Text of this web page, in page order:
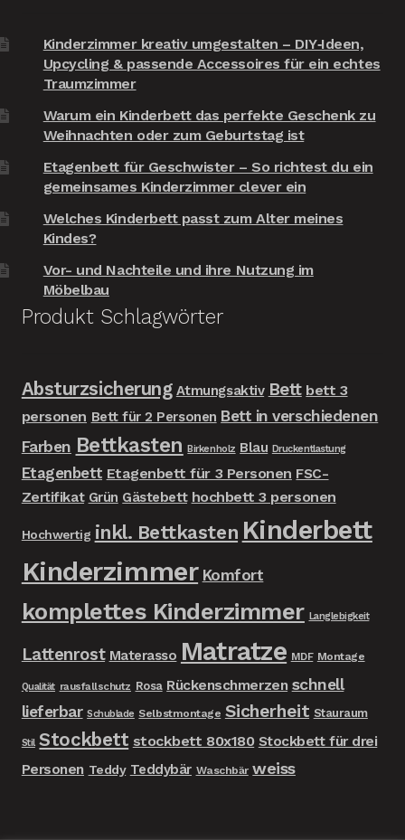
Kinderzimmer kreativ umgestalten – DIY‑Ideen,
Upcycling & passende Accessoires für ein echtes
Traumzimmer
Warum ein Kinderbett das perfekte Geschenk zu
Weihnachten oder zum Geburtstag ist
Etagenbett für Geschwister – So richtest du ein
gemeinsames Kinderzimmer clever ein
Welches Kinderbett passt zum Alter meines
Kindes?
Vor- und Nachteile und ihre Nutzung im
Möbelbau
Produkt Schlagwörter
Absturzsicherung Atmungsaktiv Bett bett 3
personen Bett für 2 Personen Bett in verschiedenen
Farben Bettkasten Birkenholz Blau Druckentlastung
Etagenbett Etagenbett für 3 Personen FSC-
Zertifikat Grün Gästebett hochbett 3 personen
Hochwertig inkl. Bettkasten Kinderbett
Kinderzimmer Komfort
komplettes Kinderzimmer Langlebigkeit
Lattenrost Materasso Matratze MDF Montage
Qualität rausfallschutz Rosa Rückenschmerzen schnell
lieferbar Schublade Selbstmontage Sicherheit Stauraum
Stil Stockbett stockbett 80x180 Stockbett für drei
Personen Teddy Teddybär Waschbär weiss